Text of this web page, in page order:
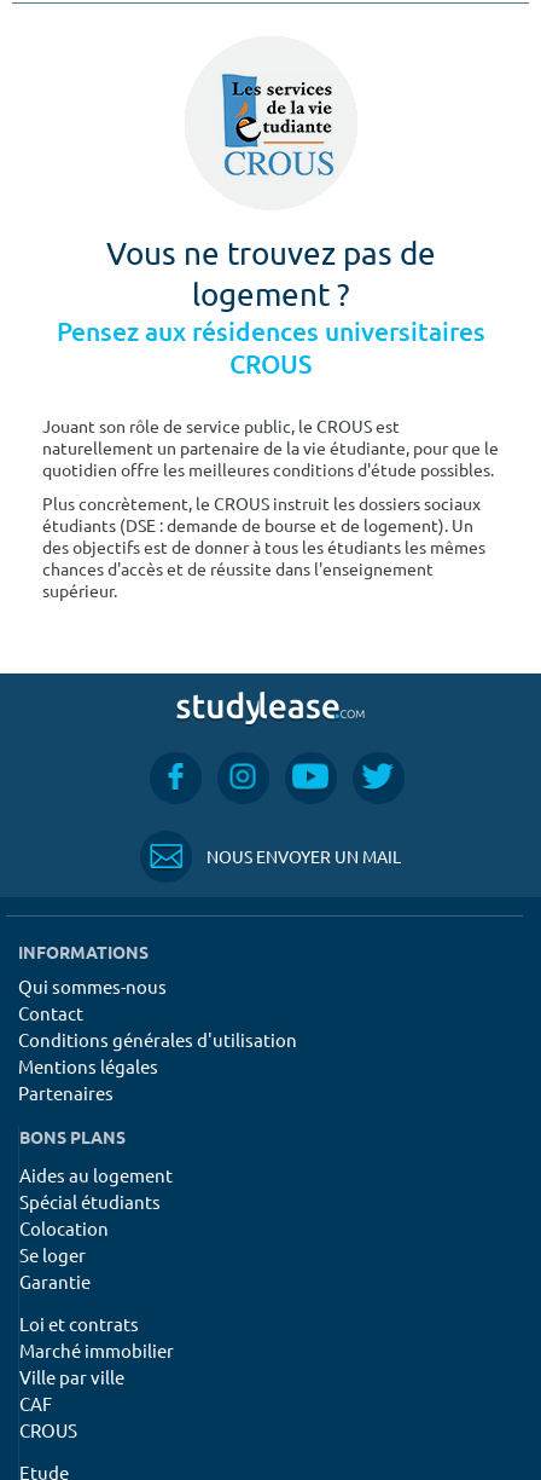
Vous ne trouvez pas de
logement ?
Pensez aux résidences universitaires
CROUS
Jouant son rôle de service public, le CROUS est
naturellement un partenaire de la vie étudiante, pour que le
quotidien offre les meilleures conditions d'étude possibles.
Plus concrètement, le CROUS instruit les dossiers sociaux
étudiants (DSE : demande de bourse et de logement). Un
des objectifs est de donner à tous les étudiants les mêmes
chances d'accès et de réussite dans l'enseignement
supérieur.
NOUS ENVOYER UN MAIL
INFORMATIONS
Qui sommes-nous
Contact
Conditions générales d'utilisation
Mentions légales
Partenaires
BONS PLANS
Aides au logement
Spécial étudiants
Colocation
Se loger
Garantie
Loi et contrats
Marché immobilier
Ville par ville
CAF
CROUS
Etude